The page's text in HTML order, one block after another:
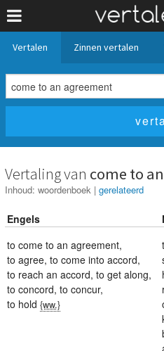
Vertalen Zinnen vertalen
Vertaling van come to
Inhoud: woordenboek | gerelateerd
Engels
to come to an agreement,
to agree, to come into accord,
to reach an accord, to get along,
to concord, to concur,
to hold {ww.}